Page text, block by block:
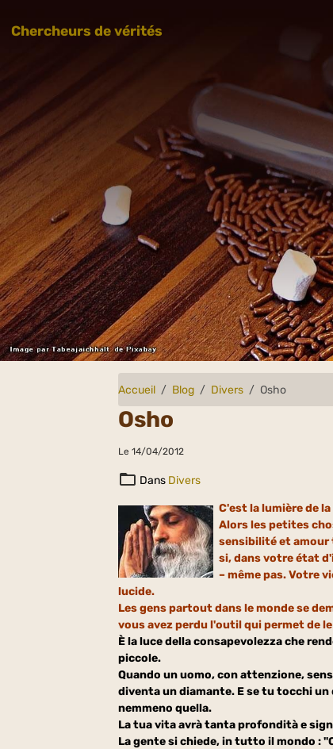
Chercheurs de vérités
Accueil Blog Divers Osho
Osho
Le 14/04/2012
Dans Divers
C'est la lumière de la
Alors les petites
sensibilité et amour
si, dans votre état
– même pas. Votre
lucide.
Les gens partout dans le monde se
vous avez perdu l'outil qui permet de
È la luce della consapevolezza che
piccole.
Quando un uomo, con attenzione,
diventa un diamante. E se tu tocchi
nemmeno quella.
La tua vita avrà tanta profondità e
La gente si chiede, in tutto il mondo :